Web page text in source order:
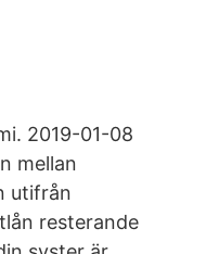
2019-01-08
mellan
utifrån
resterande